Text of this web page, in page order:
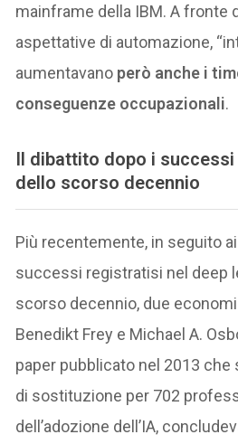
mainframe della IBM. A fronte
aspettative di automazione,
aumentavano però anche i
conseguenze occupazionali.
Il dibattito dopo i
dello scorso decennio
Più recentemente, in seguito
successi registratisi nel deep
scorso decennio, due
Benedikt Frey e Michael A.
paper pubblicato nel 2013 che
di sostituzione per 702
dell’adozione dell’IA,